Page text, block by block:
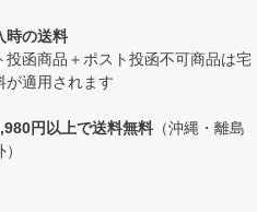
時の送料
投函商品＋ポスト投函不可商品は宅
が適用されます
円以上で送料無料 （沖縄・離島